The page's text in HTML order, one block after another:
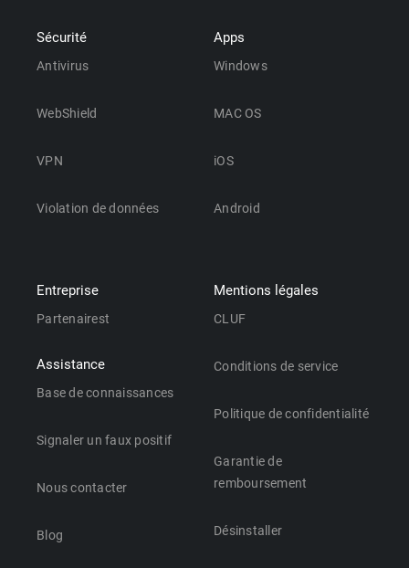
Sécurité
Antivirus
WebShield
VPN
Violation de données
Apps
Windows
MAC OS
iOS
Android
Entreprise
Partenairest
Assistance
Base de connaissances
Signaler un faux positif
Nous contacter
Blog
Mentions légales
CLUF
Conditions de service
Politique de confidentialité
Garantie de
remboursement
Désinstaller